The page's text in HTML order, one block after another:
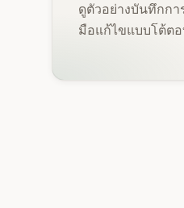
ดูตัวอย่างบันทึกก
มือแก้ไขแบบโต้ตอ